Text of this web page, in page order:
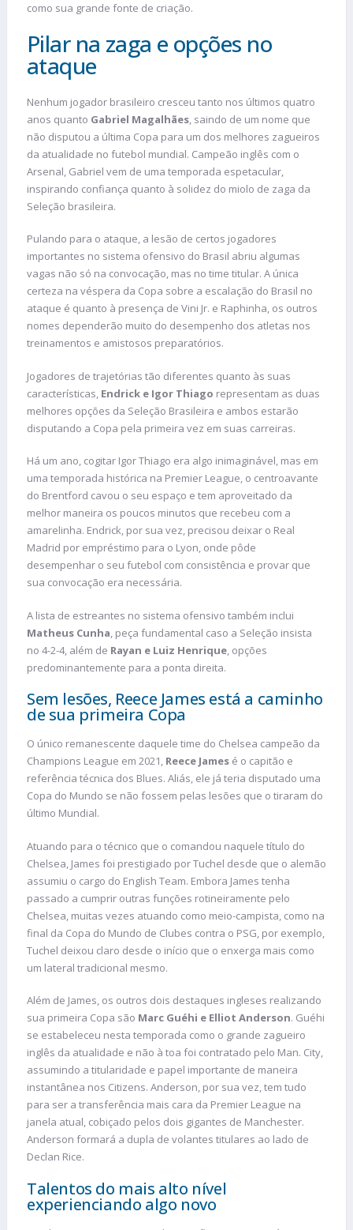
como sua grande fonte de criação.
Pilar na zaga e opções no
ataque
Nenhum jogador brasileiro cresceu tanto nos últimos quatro
anos quanto Gabriel Magalhães, saindo de um nome que
não disputou a última Copa para um dos melhores zagueiros
da atualidade no futebol mundial. Campeão inglês com o
Arsenal, Gabriel vem de uma temporada espetacular,
inspirando confiança quanto à solidez do miolo de zaga da
Seleção brasileira.
Pulando para o ataque, a lesão de certos jogadores
importantes no sistema ofensivo do Brasil abriu algumas
vagas não só na convocação, mas no time titular. A única
certeza na véspera da Copa sobre a escalação do Brasil no
ataque é quanto à presença de Vini Jr. e Raphinha, os outros
nomes dependerão muito do desempenho dos atletas nos
treinamentos e amistosos preparatórios.
Jogadores de trajetórias tão diferentes quanto às suas
características, Endrick e Igor Thiago representam as duas
melhores opções da Seleção Brasileira e ambos estarão
disputando a Copa pela primeira vez em suas carreiras.
Há um ano, cogitar Igor Thiago era algo inimaginável, mas em
uma temporada histórica na Premier League, o centroavante
do Brentford cavou o seu espaço e tem aproveitado da
melhor maneira os poucos minutos que recebeu com a
amarelinha. Endrick, por sua vez, precisou deixar o Real
Madrid por empréstimo para o Lyon, onde pôde
desempenhar o seu futebol com consistência e provar que
sua convocação era necessária.
A lista de estreantes no sistema ofensivo também inclui
Matheus Cunha, peça fundamental caso a Seleção insista
no 4-2-4, além de Rayan e Luiz Henrique, opções
predominantemente para a ponta direita.
Sem lesões, Reece James está a caminho
de sua primeira Copa
O único remanescente daquele time do Chelsea campeão da
Champions League em 2021, Reece James é o capitão e
referência técnica dos Blues. Aliás, ele já teria disputado uma
Copa do Mundo se não fossem pelas lesões que o tiraram do
último Mundial.
Atuando para o técnico que o comandou naquele título do
Chelsea, James foi prestigiado por Tuchel desde que o alemão
assumiu o cargo do English Team. Embora James tenha
passado a cumprir outras funções rotineiramente pelo
Chelsea, muitas vezes atuando como meio-campista, como na
final da Copa do Mundo de Clubes contra o PSG, por exemplo,
Tuchel deixou claro desde o início que o enxerga mais como
um lateral tradicional mesmo.
Além de James, os outros dois destaques ingleses realizando
sua primeira Copa são Marc Guéhi e Elliot Anderson. Guéhi
se estabeleceu nesta temporada como o grande zagueiro
inglês da atualidade e não à toa foi contratado pelo Man. City,
assumindo a titularidade e papel importante de maneira
instantânea nos Citizens. Anderson, por sua vez, tem tudo
para ser a transferência mais cara da Premier League na
janela atual, cobiçado pelos dois gigantes de Manchester.
Anderson formará a dupla de volantes titulares ao lado de
Declan Rice.
Talentos do mais alto nível
experienciando algo novo